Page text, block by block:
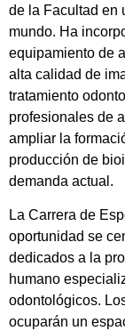
de la Facultad en
mundo. Ha
equipamiento de
alta calidad de
tratamiento
profesionales de
ampliar la
producción de
demanda actual.
La Carrera de
oportunidad se
dedicados a la
humano
odontológicos.
ocuparán un